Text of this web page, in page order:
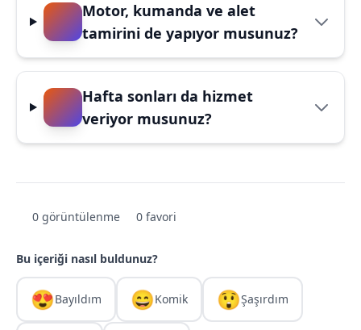
Motor, kumanda ve alet
tamirini de yapıyor musunuz?
Hafta sonları da hizmet
veriyor musunuz?
0 görüntülenme 0 favori
Bu içeriği nasıl buldunuz?
😍Bayıldım 😄Komik 😲Şaşırdım